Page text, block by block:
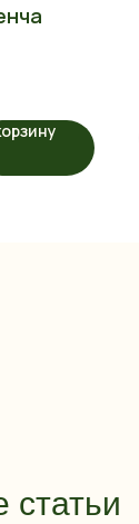
статьи